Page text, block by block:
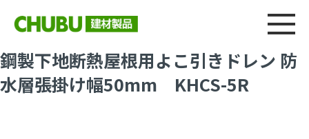
総合
鋼製下地断熱屋根用よこ引きドレン 防
水層張掛け幅50mm KHCS-5R